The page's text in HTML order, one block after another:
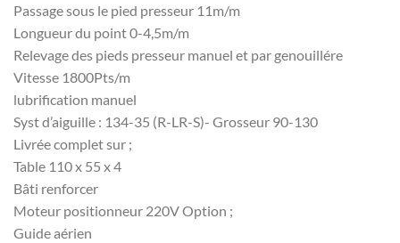
Passage sous le pied presseur 11m/m
Longueur du point 0-4,5m/m
Relevage des pieds presseur manuel et par genouillére
Vitesse 1800Pts/m
lubrification manuel
Syst d’aiguille : 134-35 (R-LR-S)- Grosseur 90-130
Livrée complet sur ;
Table 110 x 55 x 4
Bâti renforcer
Moteur positionneur 220V Option ;
Guide aérien